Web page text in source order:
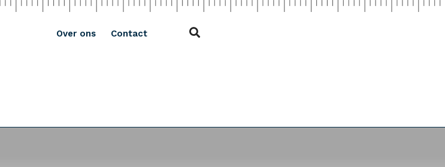
Over ons Contact